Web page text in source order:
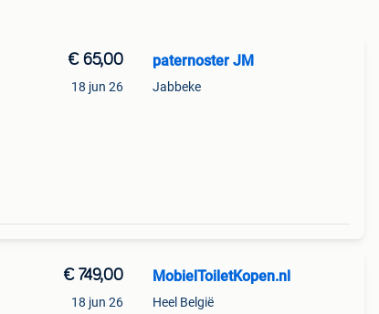
€ 65,00
18 jun 26
paternoster JM
Jabbeke
€ 749,00
18 jun 26
MobielToiletKopen.nl
Heel België